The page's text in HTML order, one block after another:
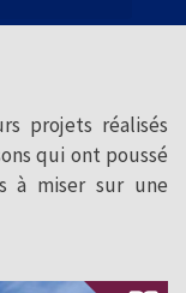
choisir
façades
projets réalisés
qui ont poussé
à miser sur une